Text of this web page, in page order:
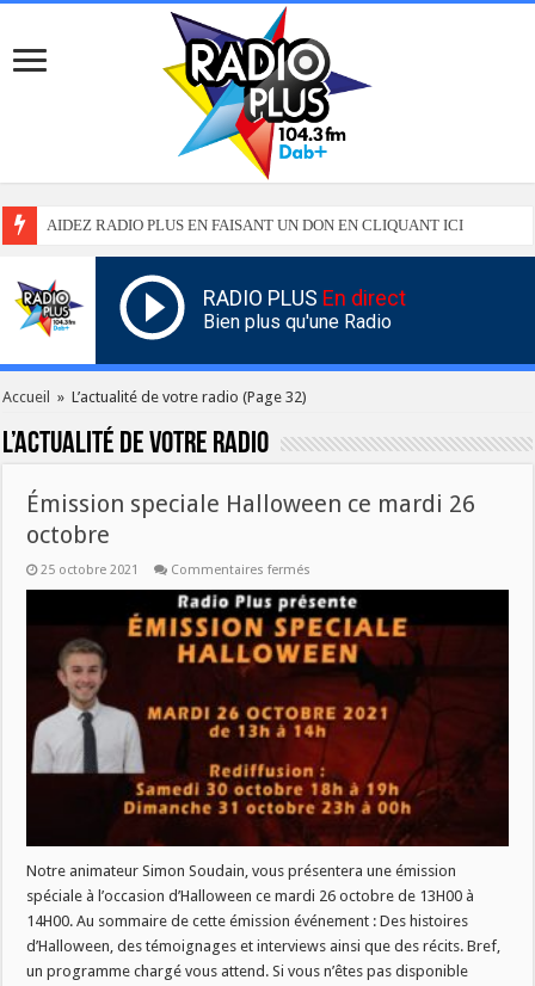
AIDEZ RADIO PLUS EN FAISANT UN DON EN CLIQUANT ICI
RADIO PLUS En direct
Bien plus qu'une Radio
Accueil » L’actualité de votre radio (Page 32)
L’actualité de votre radio
Émission speciale Halloween ce mardi 26
octobre
25 octobre 2021 Commentaires fermés
speciale
Halloween
ce
mardi
26
octobre
Notre animateur Simon Soudain, vous présentera une émission
spéciale à l’occasion d’Halloween ce mardi 26 octobre de 13H00 à
14H00. Au sommaire de cette émission événement : Des histoires
d’Halloween, des témoignages et interviews ainsi que des récits. Bref,
un programme chargé vous attend. Si vous n’êtes pas disponible